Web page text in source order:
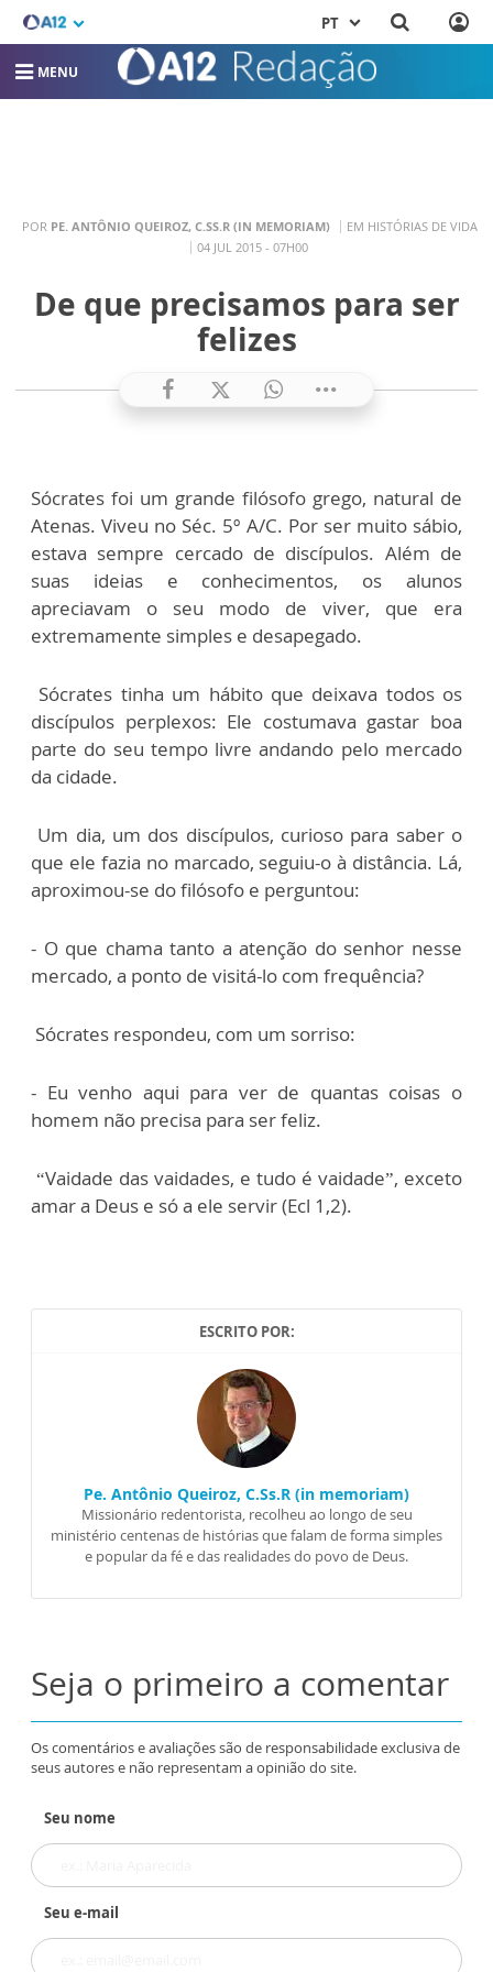
PT
MENU
POR PE. ANTÔNIO QUEIROZ, C.SS.R (IN MEMORIAM)
EM HISTÓRIAS DE VIDA
04 JUL 2015 - 07H00
De que precisamos para ser
felizes
Sócrates foi um grande filósofo grego, natural de
Atenas. Viveu no Séc. 5º A/C. Por ser muito sábio,
estava sempre cercado de discípulos. Além de
suas ideias e conhecimentos, os alunos
apreciavam o seu modo de viver, que era
extremamente simples e desapegado.
Sócrates tinha um hábito que deixava todos os
discípulos perplexos: Ele costumava gastar boa
parte do seu tempo livre andando pelo mercado
da cidade.
Um dia, um dos discípulos, curioso para saber o
que ele fazia no marcado, seguiu-o à distância. Lá,
aproximou-se do filósofo e perguntou:
- O que chama tanto a atenção do senhor nesse
mercado, a ponto de visitá-lo com frequência?
Sócrates respondeu, com um sorriso:
- Eu venho aqui para ver de quantas coisas o
homem não precisa para ser feliz.
“Vaidade das vaidades, e tudo é vaidade”, exceto
amar a Deus e só a ele servir (Ecl 1,2).
ESCRITO POR:
Pe. Antônio Queiroz, C.Ss.R (in memoriam)
Missionário redentorista, recolheu ao longo de seu
ministério centenas de histórias que falam de forma simples
e popular da fé e das realidades do povo de Deus.
Seja o primeiro a comentar
Os comentários e avaliações são de responsabilidade exclusiva de
seus autores e não representam a opinião do site.
Seu nome
Seu e-mail